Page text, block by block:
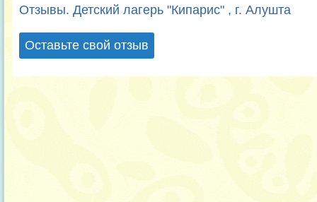
Отзывы. Детский лагерь "Кипарис" , г. Алушта
Оставьте свой отзыв